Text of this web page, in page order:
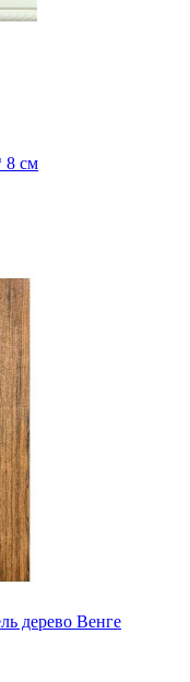
8 см
дерево Венге